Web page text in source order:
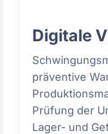
Digitale
präventive
Prüfung der
Lager- und